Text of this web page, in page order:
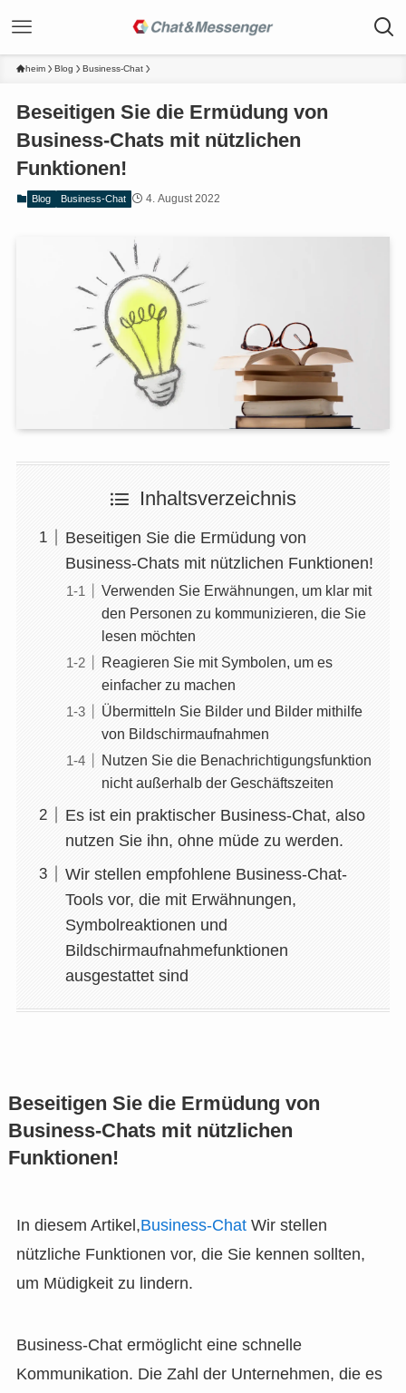
heim Blog Business-Chat
Beseitigen Sie die Ermüdung von
Business-Chats mit nützlichen
Funktionen!
Blog Business-Chat 4. August 2022
Inhaltsverzeichnis
Beseitigen Sie die Ermüdung von
Business-Chats mit nützlichen Funktionen!
Verwenden Sie Erwähnungen, um klar mit
den Personen zu kommunizieren, die Sie
lesen möchten
Reagieren Sie mit Symbolen, um es
einfacher zu machen
Übermitteln Sie Bilder und Bilder mithilfe
von Bildschirmaufnahmen
Nutzen Sie die Benachrichtigungsfunktion
nicht außerhalb der Geschäftszeiten
Es ist ein praktischer Business-Chat, also
nutzen Sie ihn, ohne müde zu werden.
Wir stellen empfohlene Business-Chat-
Tools vor, die mit Erwähnungen,
Symbolreaktionen und
Bildschirmaufnahmefunktionen
ausgestattet sind
Beseitigen Sie die Ermüdung von
Business-Chats mit nützlichen
Funktionen!
In diesem Artikel,Business-ChatWir stellen
nützliche Funktionen vor, die Sie kennen sollten,
um Müdigkeit zu lindern.
Business-Chat ermöglicht eine schnelle
Kommunikation. Die Zahl der Unternehmen, die es